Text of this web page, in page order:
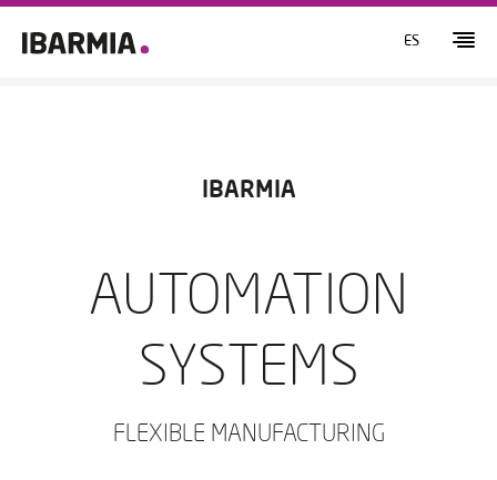
ES
IBARMIA
AUTOMATION
SYSTEMS
FLEXIBLE MANUFACTURING